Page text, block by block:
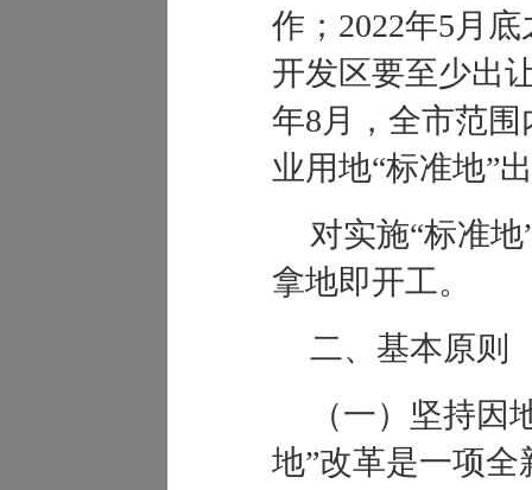
作； 2022年5月
开发区要至少出
年8月，全市范
业用地“标准地”
对实施“标准地
拿地即开工。
二、基本原则
（一）坚持因
地”改革是一项全